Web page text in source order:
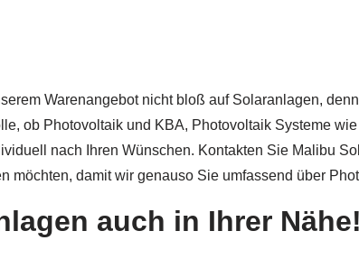
Warenangebot nicht bloß auf Solaranlagen,
ob Photovoltaik und KBA, Photovoltaik Systeme
nach Ihren Wünschen. Kontakten Sie Malibu
möchten, damit wir genauso Sie umfassend über
auch in Ihrer Nähe!